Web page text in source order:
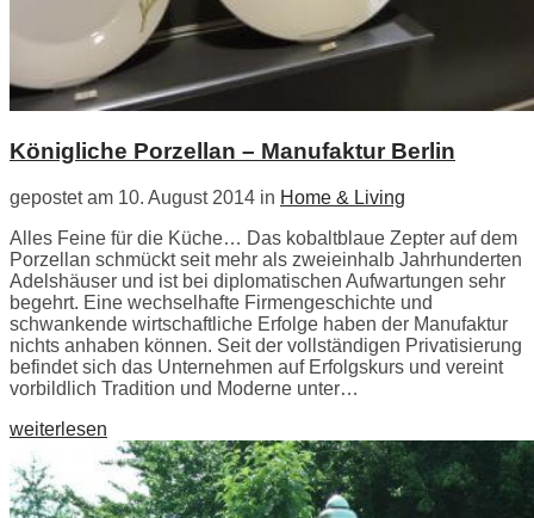
Königliche Porzellan – Manufaktur Berlin
gepostet am 10. August 2014 in Home & Living
Alles Feine für die Küche… Das kobaltblaue Zepter auf dem
Porzellan schmückt seit mehr als zweieinhalb Jahrhunderten
Adelshäuser und ist bei diplomatischen Aufwartungen sehr
begehrt. Eine wechselhafte Firmengeschichte und
schwankende wirtschaftliche Erfolge haben der Manufaktur
nichts anhaben können. Seit der vollständigen Privatisierung
befindet sich das Unternehmen auf Erfolgskurs und vereint
vorbildlich Tradition und Moderne unter…
weiterlesen